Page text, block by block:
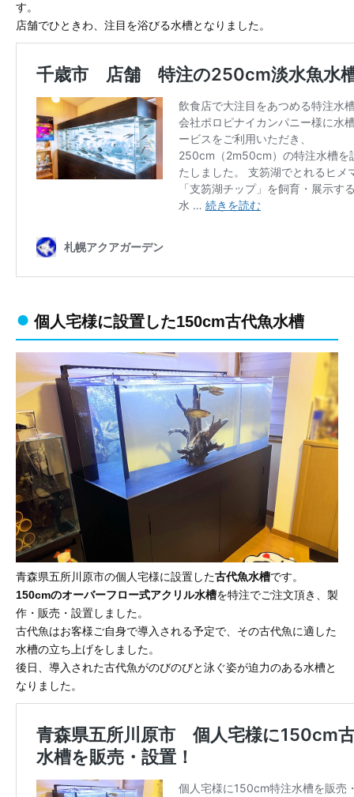
す。
店舗でひときわ、注目を浴びる水槽となりました。
個人宅様に設置した150cm古代魚水槽
青森県五所川原市の個人宅様に設置した古代魚水槽です。
150cmのオーバーフロー式アクリル水槽を特注でご注文頂き、製
作・販売・設置しました。
古代魚はお客様ご自身で導入される予定で、その古代魚に適した
水槽の立ち上げをしました。
後日、導入された古代魚がのびのびと泳ぐ姿が迫力のある水槽と
なりました。